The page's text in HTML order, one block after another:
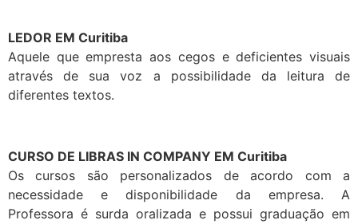
LEDOR EM Curitiba
Aquele que empresta aos cegos e deficientes visuais
através de sua voz a possibilidade da leitura de
diferentes textos.
CURSO DE LIBRAS IN COMPANY EM Curitiba
Os cursos são personalizados de acordo com a
necessidade e disponibilidade da empresa. A
Professora é surda oralizada e possui graduação em